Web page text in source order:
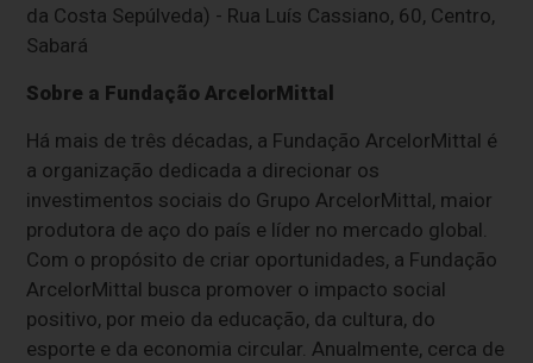
da Costa Sepúlveda) - Rua Luís Cassiano, 60, Centro,
Sabará
Sobre a Fundação ArcelorMittal
Há mais de três décadas, a Fundação ArcelorMittal é
a organização dedicada a direcionar os
investimentos sociais do Grupo ArcelorMittal, maior
produtora de aço do país e líder no mercado global.
Com o propósito de criar oportunidades, a Fundação
ArcelorMittal busca promover o impacto social
positivo, por meio da educação, da cultura, do
esporte e da economia circular. Anualmente, cerca de